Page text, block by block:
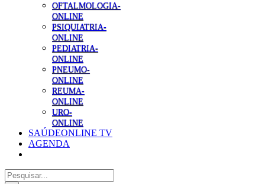
OFTALMOLOGIA-
ONLINE
PSIQUIATRIA-
ONLINE
PEDIATRIA-
ONLINE
PNEUMO-
ONLINE
REUMA-
ONLINE
URO-
ONLINE
SAÚDEONLINE TV
AGENDA
Pesquisar